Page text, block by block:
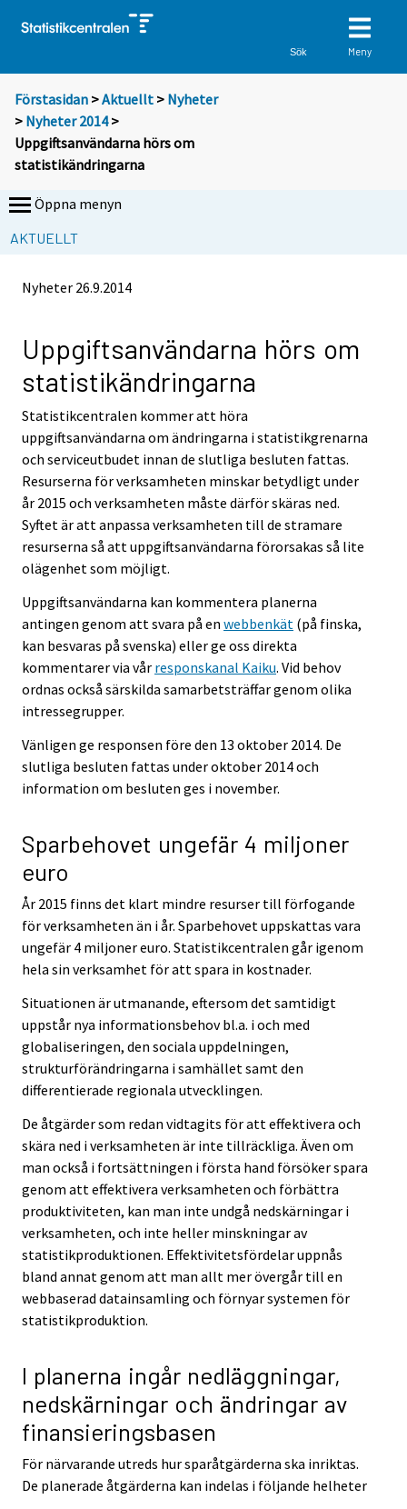
Sök Meny
Förstasidan >Aktuellt > Nyheter
> Nyheter 2014>
Uppgiftsanvändarna hörs om
statistikändringarna
Öppna menyn
AKTUELLT
Nyheter 26.9.2014
Uppgiftsanvändarna hörs om
statistikändringarna
Statistikcentralen kommer att höra
uppgiftsanvändarna om ändringarna i statistikgrenarna
och serviceutbudet innan de slutliga besluten fattas.
Resurserna för verksamheten minskar betydligt under
år 2015 och verksamheten måste därför skäras ned.
Syftet är att anpassa verksamheten till de stramare
resurserna så att uppgiftsanvändarna förorsakas så lite
olägenhet som möjligt.
Uppgiftsanvändarna kan kommentera planerna
antingen genom att svara på en webbenkät (på finska,
kan besvaras på svenska) eller ge oss direkta
kommentarer via vår responskanal Kaiku. Vid behov
ordnas också särskilda samarbetsträffar genom olika
intressegrupper.
Vänligen ge responsen före den 13 oktober 2014. De
slutliga besluten fattas under oktober 2014 och
information om besluten ges i november.
Sparbehovet ungefär 4 miljoner
euro
År 2015 finns det klart mindre resurser till förfogande
för verksamheten än i år. Sparbehovet uppskattas vara
ungefär 4 miljoner euro. Statistikcentralen går igenom
hela sin verksamhet för att spara in kostnader.
Situationen är utmanande, eftersom det samtidigt
uppstår nya informationsbehov bl.a. i och med
globaliseringen, den sociala uppdelningen,
strukturförändringarna i samhället samt den
differentierade regionala utvecklingen.
De åtgärder som redan vidtagits för att effektivera och
skära ned i verksamheten är inte tillräckliga. Även om
man också i fortsättningen i första hand försöker spara
genom att effektivera verksamheten och förbättra
produktiviteten, kan man inte undgå nedskärningar i
verksamheten, och inte heller minskningar av
statistikproduktionen. Effektivitetsfördelar uppnås
bland annat genom att man allt mer övergår till en
webbaserad datainsamling och förnyar systemen för
statistikproduktion.
I planerna ingår nedläggningar,
nedskärningar och ändringar av
finansieringsbasen
För närvarande utreds hur sparåtgärderna ska inriktas.
De planerade åtgärderna kan indelas i följande helheter